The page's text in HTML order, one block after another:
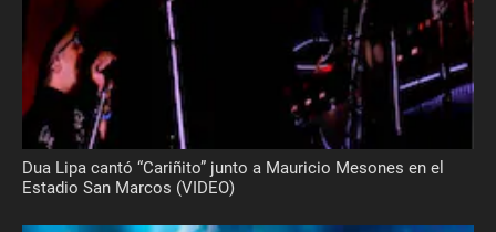
Dua Lipa cantó “Cariñito” junto a Mauricio Mesones en el
Estadio San Marcos (VIDEO)